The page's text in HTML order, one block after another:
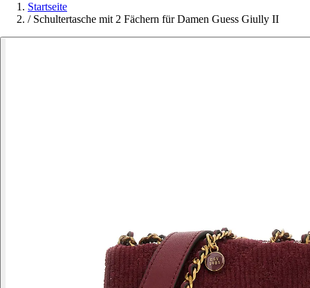
Startseite
/ Schultertasche mit 2 Fächern für Damen Guess Giully II